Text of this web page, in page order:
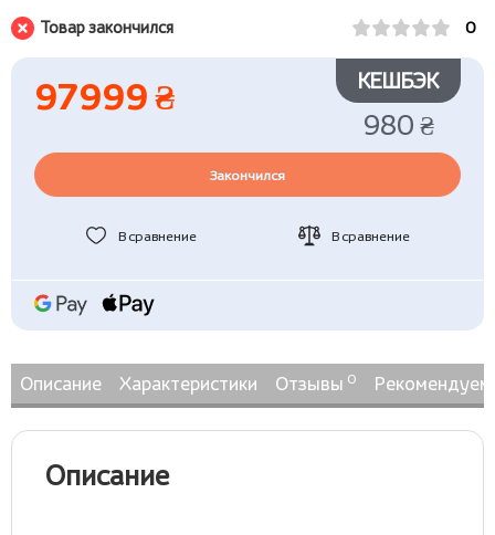
Товар закончился 0
97999 ₴ КЕШБЭК
980 ₴
Закончился
В сравнение В сравнение
Описание Характеристики Отзывы 0
Описание